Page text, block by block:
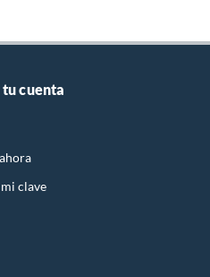
ducha
para baño
Lorenzetti
Bosch
cuenta
clave